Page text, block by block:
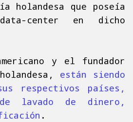
holandesa que poseía
center en dicho
y el fundador
están siendo
respectivos países,
lavado de dinero,
.